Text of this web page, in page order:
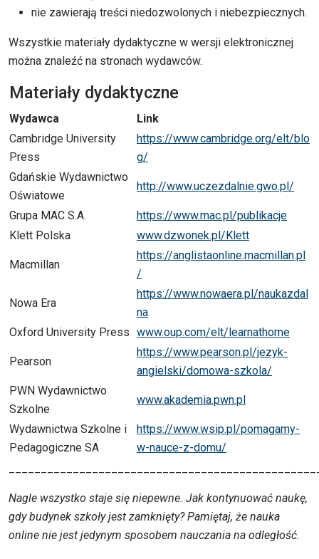
nie zawierają treści niedozwolonych i niebezpiecznych.
Wszystkie materiały dydaktyczne w wersji elektronicznej
można znaleźć na stronach wydawców.
Materiały dydaktyczne
Wydawca
Link
Cambridge University
Press
https://www.cambridge.org/elt/blo
g/
Gdańskie Wydawnictwo
Oświatowe
http://www.uczezdalnie.gwo.pl/
Grupa MAC S.A.
https://www.mac.pl/publikacje
Klett Polska
www.dzwonek.pl/Klett
Macmillan
https://anglistaonline.macmillan.pl
/
Nowa Era
https://www.nowaera.pl/naukazdal
na
Oxford University Press www.oup.com/elt/learnathome
Pearson
https://www.pearson.pl/jezyk-
angielski/domowa-szkola/
PWN Wydawnictwo
Szkolne
www.akademia.pwn.pl
Wydawnictwa Szkolne i
Pedagogiczne SA
https://www.wsip.pl/pomagamy-
w-nauce-z-domu/
Nagle wszystko staje się niepewne. Jak kontynuować naukę,
gdy budynek szkoły jest zamknięty?Pamiętaj, że nauka
online nie jest jedynym sposobem nauczania na odległość.